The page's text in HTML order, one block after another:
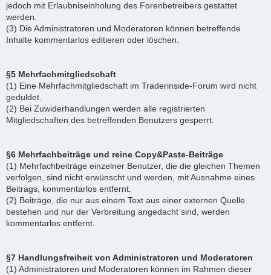
jedoch mit Erlaubniseinholung des Forenbetreibers gestattet
werden.
(3) Die Administratoren und Moderatoren können betreffende
Inhalte kommentarlos editieren oder löschen.
§5 Mehrfachmitgliedschaft
(1) Eine Mehrfachmitgliedschaft im Traderinside-Forum wird nicht
geduldet.
(2) Bei Zuwiderhandlungen werden alle registrierten
Mitgliedschaften des betreffenden Benutzers gesperrt.
§6 Mehrfachbeiträge und reine Copy&Paste-Beiträge
(1) Mehrfachbeiträge einzelner Benutzer, die die gleichen Themen
verfolgen, sind nicht erwünscht und werden, mit Ausnahme eines
Beitrags, kommentarlos entfernt.
(2) Beiträge, die nur aus einem Text aus einer externen Quelle
bestehen und nur der Verbreitung angedacht sind, werden
kommentarlos entfernt.
§7 Handlungsfreiheit von Administratoren und Moderatoren
(1) Administratoren und Moderatoren können im Rahmen dieser